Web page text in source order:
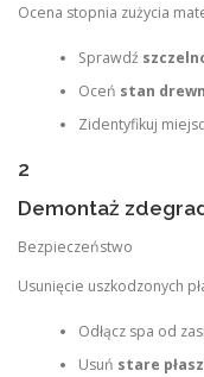
Ocena stopnia zużycia
Sprawdź
Oceń stan
Zidentyfikuj
2
Demontaż
Bezpieczeństwo
Usunięcie uszkodzonych
Odłącz spa od
Usuń stare